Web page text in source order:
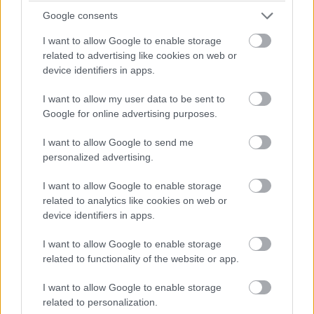
Google consents
I want to allow Google to enable storage
related to advertising like cookies on web or
device identifiers in apps.
I want to allow my user data to be sent to
Google for online advertising purposes.
I want to allow Google to send me
personalized advertising.
I want to allow Google to enable storage
related to analytics like cookies on web or
device identifiers in apps.
I want to allow Google to enable storage
related to functionality of the website or app.
I want to allow Google to enable storage
related to personalization.
pic.twitter.com/JQ6HY3lyk3
2019. május 24.
Ford mindezt az ő stílusos, hamiskás mosolyával
nyilatkozta, és valljuk be, valamilyen szinten igaza is van.
Indiana Jonest tényleg csak Forddal együtt tudjuk
elképzelni, nélküle kiveszne a karakterből az a varázs, ami
azzá tette, ami. Lecserélni őt olyan lenne, mint amilyen a
Han Solo film volt vagy mint a Gonosz halott remake
Bruce Campbell nélkül (mindegyik teljességgel működik
filmként, de úgy nem, mint ahogy az elődjeik).
#indiana jones #harrison ford #chris pratt